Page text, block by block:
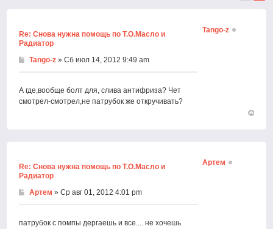
Re: Снова нужна помощь по Т.О.Масло и
Радиатор
Tango-z » Сб июл 14, 2012 9:49 am
А где,вообще болт для, слива антифриза? Чет
смотрел-смотрел,не патрубок же откручивать?
Tango-z
Re: Снова нужна помощь по Т.О.Масло и
Радиатор
Артем » Ср авг 01, 2012 4:01 pm
патрубок с помпы дергаешь и все.... не хочешь
Артем